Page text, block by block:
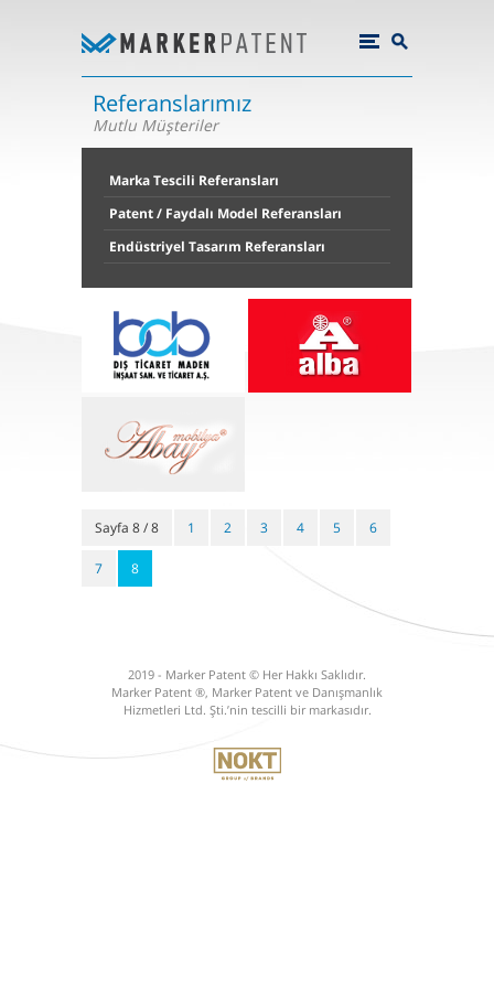
Referanslarımız
Mutlu Müşteriler
Marka Tescili Referansları
Patent / Faydalı Model Referansları
Endüstriyel Tasarım Referansları
Sayfa 8 / 8 1 2 3 4 5 6
7 8
2019 - Marker Patent © Her Hakkı Saklıdır.
Marker Patent ®, Marker Patent ve Danışmanlık
Hizmetleri Ltd. Şti.’nin tescilli bir markasıdır.